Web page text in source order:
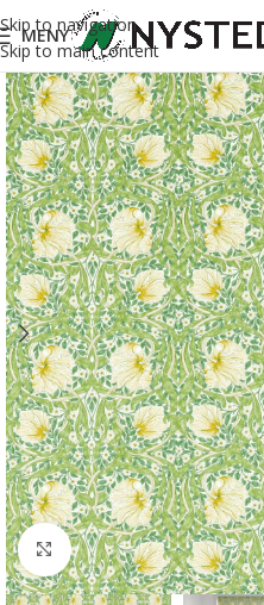
Skip to navigation
Skip to main content
MENY
Forstørr bilde